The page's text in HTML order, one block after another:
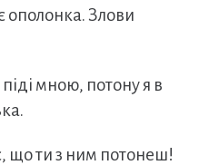
ополонка. Злови
мною, потону я в
що ти з ним потонеш!